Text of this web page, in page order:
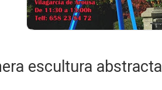
escultura abstracta